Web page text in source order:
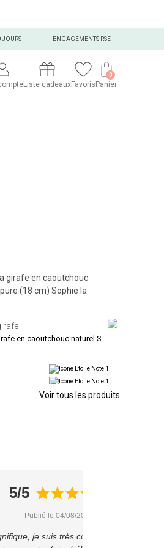
ENGAGEMENTS RSE
JOURS
Liste cadeauxFavoris Panier
0
Voir tous les produits
5/5
Publié le 04/08/2026
je suis très contente de cet